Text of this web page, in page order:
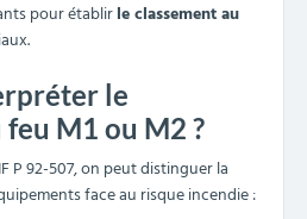
pour établirle classement au
le
M1 ou M2 ?
P 92-507, on peut distinguer la
face au risque incendie :